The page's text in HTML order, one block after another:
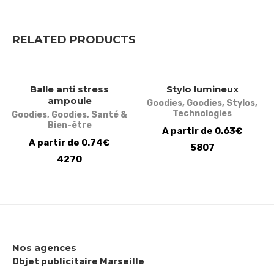
RELATED PRODUCTS
Balle anti stress
ampoule
Goodies, Goodies, Santé &
Bien-être
A partir de 0.74€
4270
Stylo lumineux
Goodies, Goodies, Stylos,
Technologies
A partir de 0.63€
5807
Nos agences
Objet publicitaire Marseille